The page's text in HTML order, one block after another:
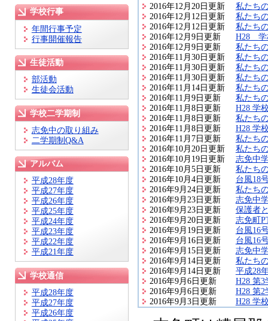
学校行事
年間行事予定
行事開催報告
生徒活動
部活動
生徒会活動
学校二学期制
志免中の取り組み
二学期制Q&A
アルバム
平成28年度
平成27年度
平成26年度
平成25年度
平成24年度
平成23年度
平成22年度
平成21年度
学校通信
平成28年度
平成27年度
平成26年度
2016年12月20日更新
私たち
2016年12月12日更新
私たち
2016年12月12日更新
私たち
2016年12月9日更新
H28 学
2016年12月9日更新
私たち
2016年11月30日更新
私たち
2016年11月30日更新
私たち
2016年11月30日更新
私たち
2016年11月14日更新
私たち
2016年11月9日更新
私たち
2016年11月8日更新
H28 学
2016年11月8日更新
私たち
2016年11月8日更新
H28 学
2016年11月7日更新
私たち
2016年10月20日更新
私たち
2016年10月19日更新
志免中
2016年10月5日更新
私たち
2016年10月4日更新
台風18
2016年9月24日更新
私たち
2016年9月23日更新
志免中
2016年9月23日更新
保護者
2016年9月20日更新
志免町
2016年9月19日更新
台風16
2016年9月16日更新
台風16
2016年9月15日更新
志免中
2016年9月14日更新
私たち
2016年9月14日更新
平成28
2016年9月6日更新
H28 第3
2016年9月6日更新
H28 第
2016年9月3日更新
H28 学